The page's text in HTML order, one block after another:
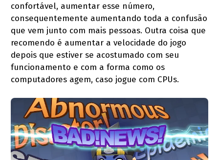
confortável, aumentar esse número,
consequentemente aumentando toda a confusão
que vem junto com mais pessoas. Outra coisa que
recomendo é aumentar a velocidade do jogo
depois que estiver se acostumado com seu
funcionamento e com a forma como os
computadores agem, caso jogue com CPUs.